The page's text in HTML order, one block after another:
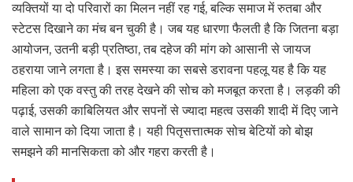
व्यक्तियों या दो परिवारों का मिलन नहीं रह गई, बल्कि समाज में रुतबा और
स्टेटस दिखाने का मंच बन चुकी है। जब यह धारणा फैलती है कि जितना बड़ा
आयोजन, उतनी बड़ी प्रतिष्ठा, तब दहेज की मांग को आसानी से जायज
ठहराया जाने लगता है। इस समस्या का सबसे डरावना पहलू यह है कि यह
महिला को एक वस्तु की तरह देखने की सोच को मजबूत करता है। लड़की की
पढ़ाई, उसकी काबिलियत और सपनों से ज्यादा महत्व उसकी शादी में दिए जाने
वाले सामान को दिया जाता है। यही पितृसत्तात्मक सोच बेटियों को बोझ
समझने की मानसिकता को और गहरा करती है।